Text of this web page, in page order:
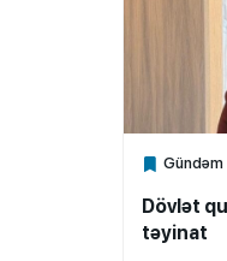
Gündəm
Xalq.Online
Dövlət
təyinat